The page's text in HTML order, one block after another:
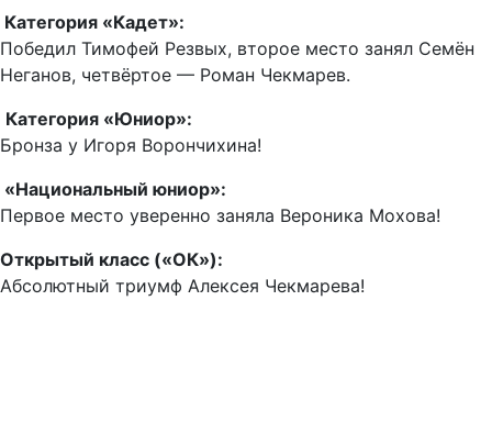
Категория «Кадет»:
Победил Тимофей Резвых, второе место занял Семён
Неганов, четвёртое — Роман Чекмарев.
Категория «Юниор»:
Бронза у Игоря Ворончихина!
«Национальный юниор»:
Первое место уверенно заняла Вероника Мохова!
Открытый класс («ОК»):
Абсолютный триумф Алексея Чекмарева!